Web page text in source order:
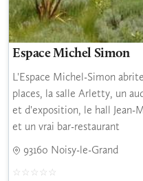
Espace Michel Simon
L'Espace Michel-Simon
places, la salle Arletty, un
et d'exposition, le hall Jean-
et un vrai bar-restaurant
93160 Noisy-le-Grand